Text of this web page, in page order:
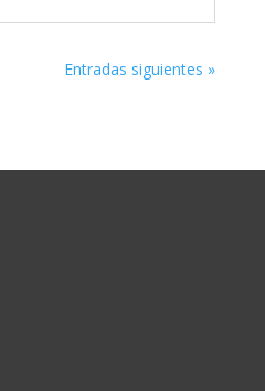
Entradas siguientes »